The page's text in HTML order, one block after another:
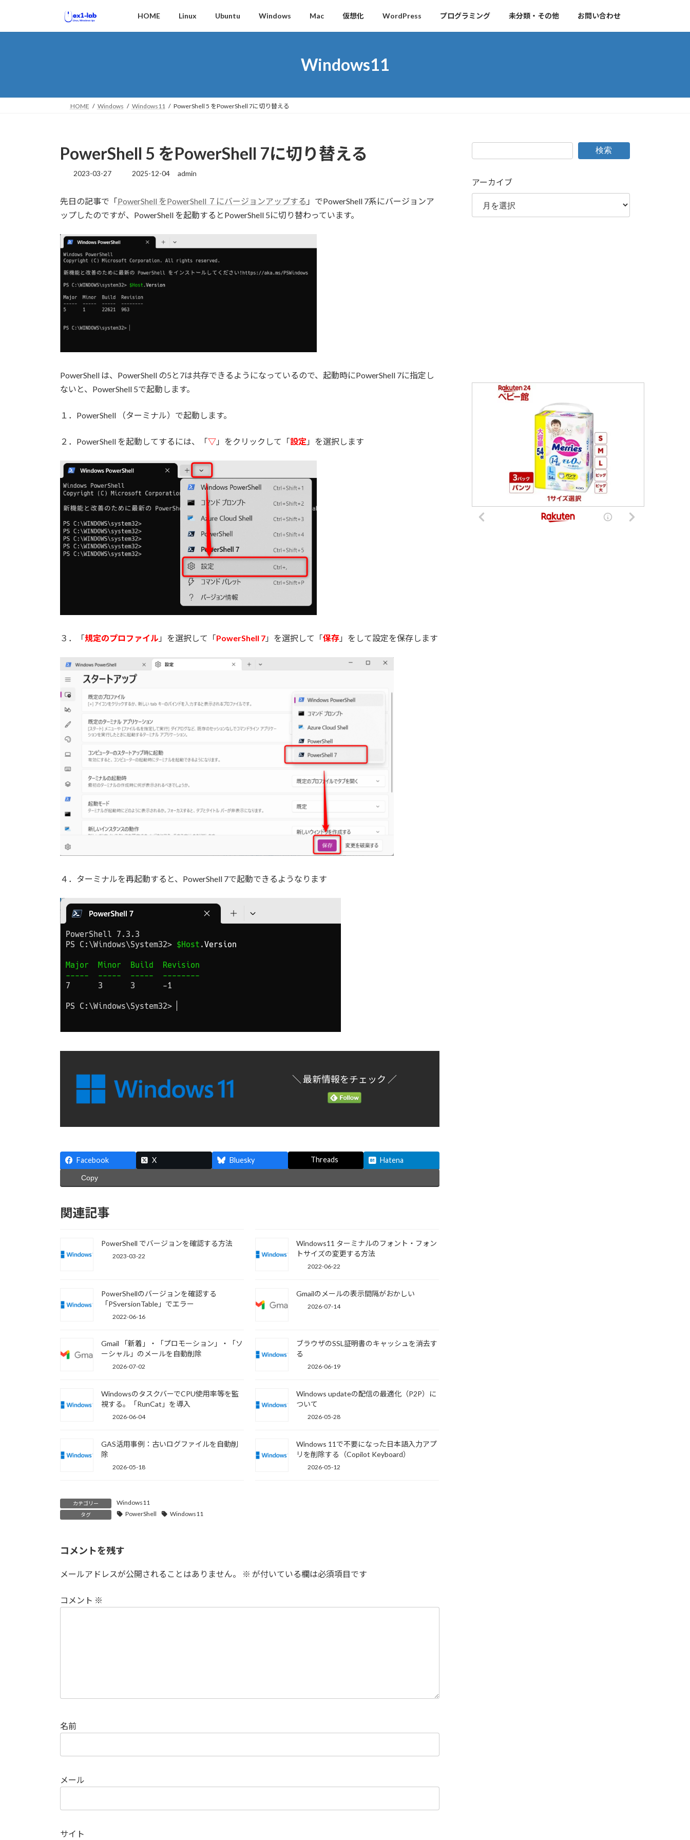
テ
ゲ
HOME Linux Ubuntu Windows Mac 仮想化 WordPress プログラミング 未分類・その他 お問い合わせ
Windows11
HOME Windows Windows11 PowerShell 5 をPowerShell 7に切り替える
PowerShell 5 をPowerShell 7に切り替える
2023-03-27
最
新
日
:
2025-12-04 admin
先日の記事で「PowerShell をPowerShell ７にバージョンアップする 」でPowerShell 7系にバージョンア
ップしたのですが、PowerShell を起動するとPowerShell 5に切り替わっています。
PowerShell は、PowerShell の5と7は共存できるようになっているので、起動時にPowerShell 7に指定し
ないと、PowerShell 5で起動します。
１．PowerShell （ターミナル）で起動します。
２．PowerShell を起動してするには、「▽ 」をクリックして「設定 」を選択します
３．「規定のプロファイル 」を選択して「PowerShell 7 」を選択して「保存 」をして設定を保存します
４．ターミナルを再起動すると、PowerShell 7で起動できるようなります
＼ 最新情報をチェック ／
Facebook X Bluesky Threads Hatena
Copy
関連記事
PowerShell でバージョンを確認する方法
2023-03-22
Windows11 ターミナルのフォント・フォン
トサイズの変更する方法
2022-06-22
PowerShellのバージョンを確認する
「PSversionTable」でエラー
2022-06-16
Gmailのメールの表示間隔がおかしい
2026-07-14
Gmail 「新着」・「プロモーション」・「ソ
ーシャル」のメールを自動削除
2026-07-02
ブラウザのSSL証明書のキャッシュを消去す
る
2026-06-19
WindowsのタスクバーでCPU使用率等を監
視する。「RunCat」を導入
2026-06-04
Windows updateの配信の最適化（P2P）に
ついて
2026-05-28
GAS活用事例：古いログファイルを自動削
除
2026-05-18
Windows 11で不要になった日本語入力アプ
リを削除する（Copilot Keyboard）
2026-05-12
カテゴリー Windows11
タグ PowerShell Windows11
コメントを残す
メールアドレスが公開されることはありません。 ※ が付いている欄は必須項目です
コメント ※
名前
メール
サイト
検索
アーカイブ